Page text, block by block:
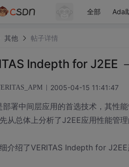
全部 Ada
其他 帖子详情
Indepth for J2EE
2005-04-15 11:41:47
部署中间层应用的首选技术，其性
从总体上分析了J2EE应用性能管理
介绍了VERITAS Indepth for J2EE